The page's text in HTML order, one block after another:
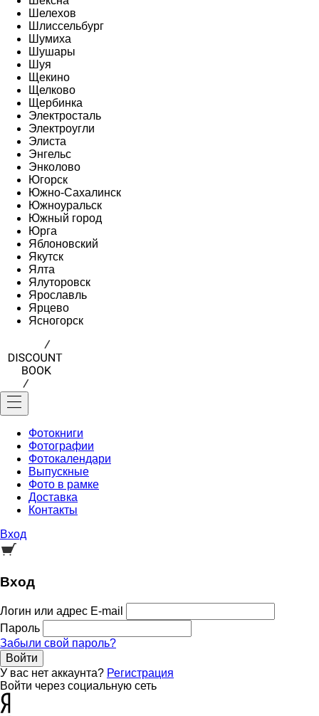
Шелехов
Шлиссельбург
Шумиха
Шушары
Шуя
Щекино
Щелково
Щербинка
Электросталь
Электроугли
Элиста
Энгельс
Энколово
Югорск
Южно-Сахалинск
Южноуральск
Южный город
Юрга
Яблоновский
Якутск
Ялта
Ялуторовск
Ярославль
Ярцево
Ясногорск
Фотокниги
Фотографии
Фотокалендари
Выпускные
Фото в рамке
Доставка
Контакты
Вход
Вход
Логин или адрес E-mail
Пароль
Забыли свой пароль?
Войти
У вас нет аккаунта? Регистрация
Войти через социальную сеть